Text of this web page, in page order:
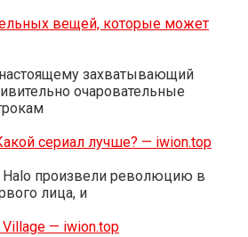
вещей, которые может
захватывающий
очаровательные
сериал лучше? — iwion.top
произвели революцию в
лица, и
— iwion.top